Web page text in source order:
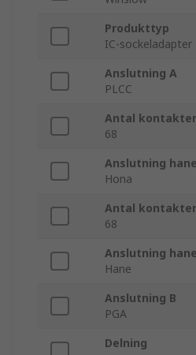
Produkttyp
IC-sockeladapter
Anslutning A
PLCC
Antal
68
Anslutning
Hona
Antal
68
Anslutning
Hane
Anslutning B
PGA
Delning